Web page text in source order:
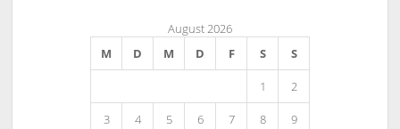
August 2026
M
D M D F S S
1 2
3 4 5 6 7 8 9